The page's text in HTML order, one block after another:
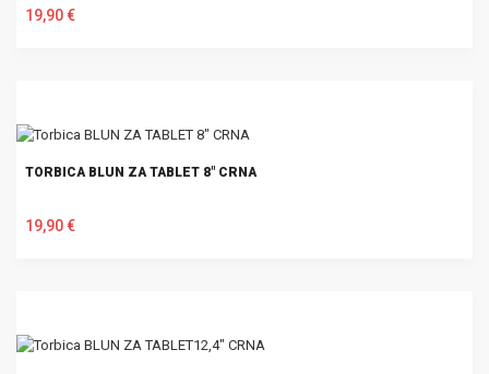
19,90 €
TORBICA BLUN ZA TABLET 8" CRNA
19,90 €